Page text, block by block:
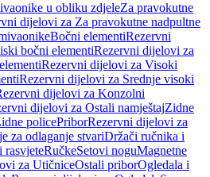
u obliku zdjeleZa pravokutne
dijelovi za Za pravokutne nadpultne
Bočni elementiRezervni
bočni elementiRezervni dijelovi za
Rezervni dijelovi za Visoki
Rezervni dijelovi za Srednje visoki
dijelovi za Konzolni
dijelovi za Ostali namještajZidne
policePriborRezervni dijelovi za
za odlaganje stvariDržači ručnika i
rasvjeteRučkeSetovi noguMagnetne
za UtičniceOstali priborOgledala i